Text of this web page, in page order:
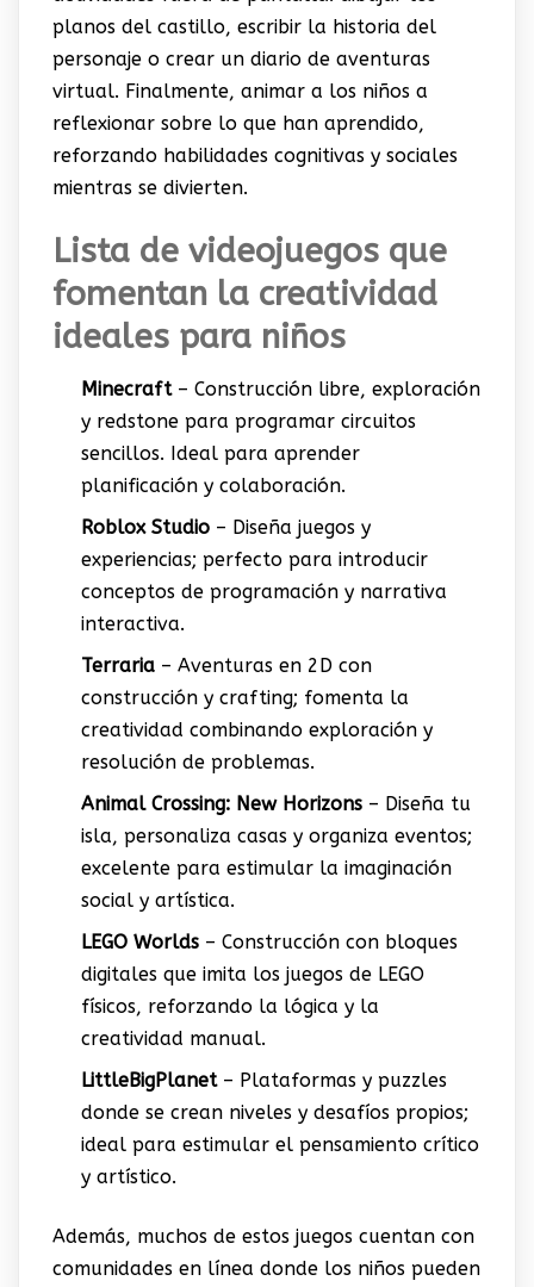
planos del castillo, escribir la historia del
personaje o crear un diario de aventuras
virtual. Finalmente, animar a los niños a
reflexionar sobre lo que han aprendido,
reforzando habilidades cognitivas y sociales
mientras se divierten.
Lista de videojuegos que
fomentan la creatividad
ideales para niños
Minecraft– Construcción libre, exploración
y redstone para programar circuitos
sencillos. Ideal para aprender
planificación y colaboración.
Roblox Studio– Diseña juegos y
experiencias; perfecto para introducir
conceptos de programación y narrativa
interactiva.
Terraria– Aventuras en 2D con
construcción y crafting; fomenta la
creatividad combinando exploración y
resolución de problemas.
Animal Crossing: New Horizons– Diseña tu
isla, personaliza casas y organiza eventos;
excelente para estimular la imaginación
social y artística.
LEGO Worlds– Construcción con bloques
digitales que imita los juegos de LEGO
físicos, reforzando la lógica y la
creatividad manual.
LittleBigPlanet– Plataformas y puzzles
donde se crean niveles y desafíos propios;
ideal para estimular el pensamiento crítico
y artístico.
Además, muchos de estos juegos cuentan con
comunidades en línea donde los niños pueden